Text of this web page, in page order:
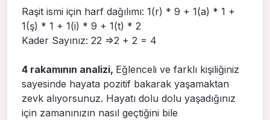
Raşit ismi için harf dağılımı: 1(r) * 9 + 1(a) * 1 +
1(ş) * 1 + 1(i) * 9 + 1(t) * 2
Kader Sayınız: 22 =>2 + 2 = 4
4 rakamının analizi, Eğlenceli ve farklı kişiliğiniz
sayesinde hayata pozitif bakarak yaşamaktan
zevk alıyorsunuz. Hayatı dolu dolu yaşadığınız
için zamanınızın nasıl geçtiğini bile